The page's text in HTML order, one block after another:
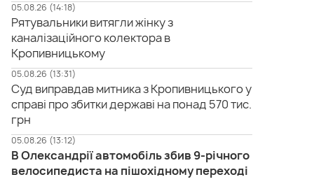
05.08.26 (14:18)
Рятувальники витягли жінку з
каналізаційного колектора в
Кропивницькому
05.08.26 (13:31)
Суд виправдав митника з Кропивницького у
справі про збитки державі на понад 570 тис.
грн
05.08.26 (13:12)
В Олександрії автомобіль збив 9-річного
велосипедиста на пішохідному переході